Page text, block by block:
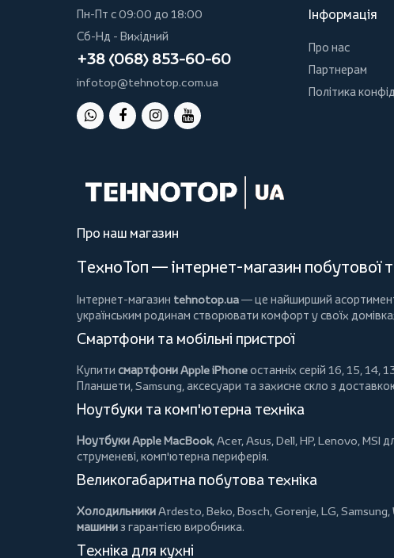
Пн-Пт с 09:00 до 18:00
Сб-Нд - Вихідний
+38 (068) 853-60-60
infotop@tehnotop.com.ua
Інформація
Про нас
Партнерам
Політика
Про наш магазин
ТехноТоп — інтернет-магазин побутової
Інтернет-магазин tehnotop.ua— це найширший асортимент
українським родинам створювати комфорт у своїх
Смартфони та мобільні пристрої
Купити смартфони Apple iPhoneостанніх серій 16, 15, 14,
Планшети, Samsung, аксесуари тазахисне скло з
Ноутбуки та комп'ютерна техніка
Ноутбуки Apple MacBook,Acer,Asus,Dell,HP,Lenovo,MSI
струменеві, комп'ютерна периферія.
Великогабаритна побутова техніка
ХолодильникиArdesto,Beko,Bosch,Gorenje,LG,Samsung,
машиниз гарантією виробника.
Техніка для кухні